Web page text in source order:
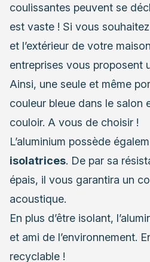
coulissantes peuvent se
est vaste ! Si vous
et l’extérieur de votre
entreprises vous proposent
Ainsi, une seule et même
couleur bleue dans le salon
couloir. A vous de choisir !
L’aluminium possède
isolatrices. De par sa
épais, il vous garantira un
acoustique.
En plus d’être isolant,
et ami de l’environnement.
recyclable !